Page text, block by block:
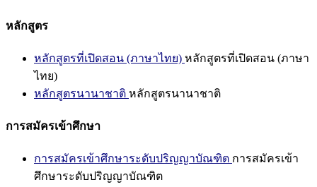
หลักสูตร
หลักสูตรที่เปิดสอน (ภาษาไทย) หลักสูตรที่เปิดสอน (ภาษา
ไทย)
หลักสูตรนานาชาติ หลักสูตรนานาชาติ
การสมัครเข้าศึกษา
การสมัครเข้าศึกษาระดับปริญญาบัณฑิต การสมัครเข้า
ศึกษาระดับปริญญาบัณฑิต